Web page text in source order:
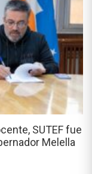
SUTEF fue
Melella